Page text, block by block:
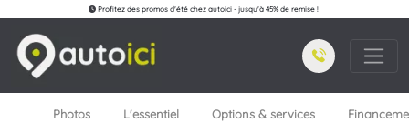
Profitez des promos d'été chez autoici - jusqu'à 45% de remise !
Photos L'essentiel Options & services